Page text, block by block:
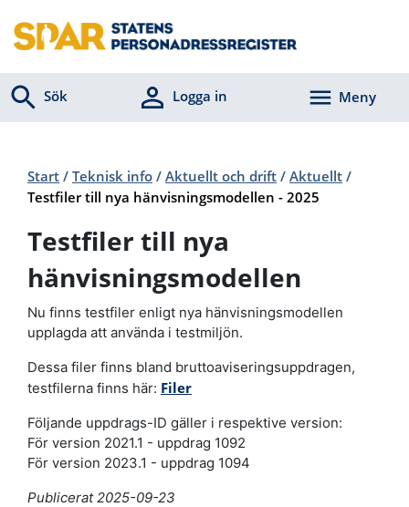
Sök Logga in Meny
Start / Teknisk info / Aktuellt och drift / Aktuellt /
Testfiler till nya hänvisningsmodellen - 2025
Testfiler till nya
hänvisningsmodellen
Nu finns testfiler enligt nya hänvisningsmodellen
upplagda att använda i testmiljön.
Dessa filer finns bland bruttoaviseringsuppdragen,
testfilerna finns här: Filer
Följande uppdrags-ID gäller i respektive version:
För version 2021.1 - uppdrag 1092
För version 2023.1 - uppdrag 1094
Publicerat 2025-09-23